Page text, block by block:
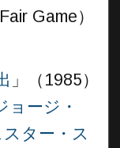
Game）
」（1985）
ョージ・
ター・ス